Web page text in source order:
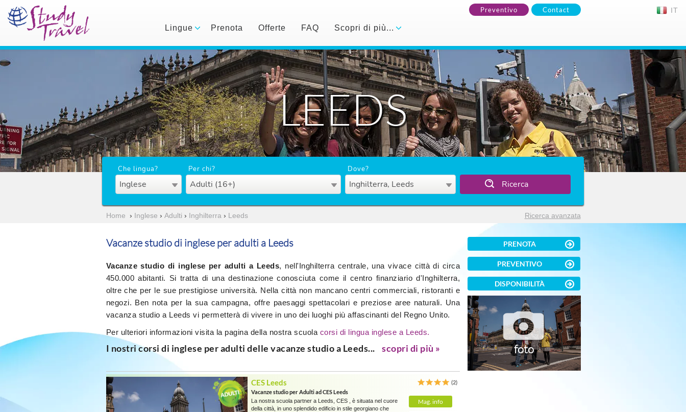
Preventivo Contact IT
Lingue Prenota Offerte FAQ Scopri di più...
LEEDS
Che lingua?
Inglese
Per chi?
Adulti (16+)
Dove?
Inghilterra, Leeds Ricerca
Home › Inglese › Adulti › Inghilterra › Leeds Ricerca avanzata
Vacanze studio di inglese per adulti a Leeds
Vacanze studio di inglese per adulti a Leeds, nell'Inghilterra centrale, una vivace città di circa
450.000 abitanti. Si tratta di una destinazione conosciuta come il centro finanziario d'Inghilterra,
oltre che per le sue prestigiose università. Nella città non mancano centri commerciali, ristoranti e
negozi. Ben nota per la sua campagna, offre paesaggi spettacolari e preziose aree naturali. Una
vacanza studio a Leeds vi permetterà di vivere in uno dei luoghi più affascinanti del Regno Unito.
Per ulteriori informazioni visita la pagina della nostra scuola corsi di lingua inglese a Leeds.
I nostri corsi di inglese per adulti delle vacanze studio a Leeds... scopri di più »
CES Leeds
(2)
Vacanze studio per Adulti ad CES Leeds
Mag. info
La nostra scuola partner a Leeds, CES , è situata nel cuore
della città, in uno splendido edificio in stile georgiano che
PRENOTA
PREVENTIVO
DISPONIBILITÀ
foto